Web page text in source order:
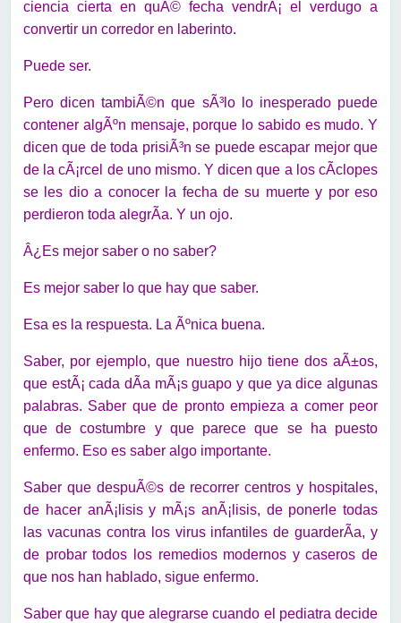
ciencia cierta en quÃ© fecha vendrÃ¡ el verdugo a
convertir un corredor en laberinto.
Puede ser.
Pero dicen tambiÃ©n que sÃ³lo lo inesperado puede
contener algÃºn mensaje, porque lo sabido es mudo. Y
dicen que de toda prisiÃ³n se puede escapar mejor que
de la cÃ¡rcel de uno mismo. Y dicen que a los cÃ­clopes
se les dio a conocer la fecha de su muerte y por eso
perdieron toda alegrÃ­a. Y un ojo.
Â¿Es mejor saber o no saber?
Es mejor saber lo que hay que saber.
Esa es la respuesta. La Ãºnica buena.
Saber, por ejemplo, que nuestro hijo tiene dos aÃ±os,
que estÃ¡ cada dÃ­a mÃ¡s guapo y que ya dice algunas
palabras. Saber que de pronto empieza a comer peor
que de costumbre y que parece que se ha puesto
enfermo. Eso es saber algo importante.
Saber que despuÃ©s de recorrer centros y hospitales,
de hacer anÃ¡lisis y mÃ¡s anÃ¡lisis, de ponerle todas
las vacunas contra los virus infantiles de guarderÃ­a, y
de probar todos los remedios modernos y caseros de
que nos han hablado, sigue enfermo.
Saber que hay que alegrarse cuando el pediatra decide